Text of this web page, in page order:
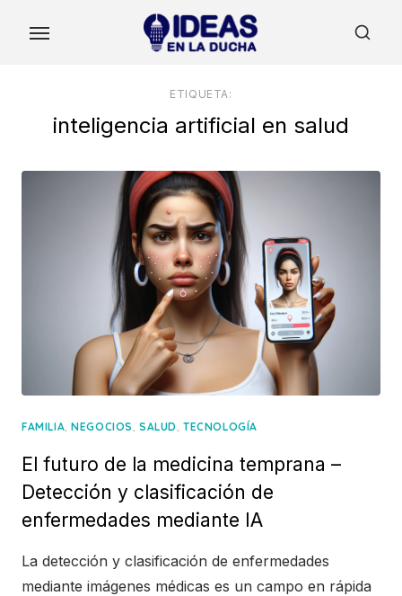
ETIQUETA:
inteligencia artificial en salud
FAMILIA,NEGOCIOS,SALUD,TECNOLOGÍA
El futuro de la medicina temprana –
Detección y clasificación de
enfermedades mediante IA
La detección y clasificación de enfermedades
mediante imágenes médicas es un campo en rápida